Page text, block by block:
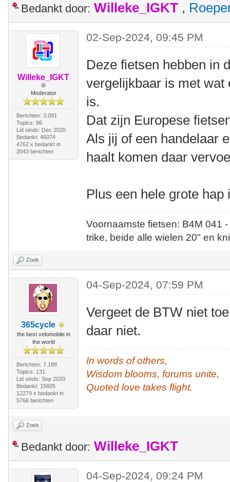
Bedankt door: Willeke_IGKT ,
Willeke_IGKT
Moderator
Berichten: 3.091
Topics: 86
Lid sinds: Dec 2020
Bedankt: 46074
4762 x bedankt in
2043 berichten
02-Sep-2024, 09:45 PM
Deze fietsen hebben in
vergelijkbaar is met wat
is.
Dat zijn Europese
Als jij of een handelaar
haalt komen daar
Plus een hele grote hap
Voornaamste fietsen: B4M
trike, beide alle wielen 20" en
Zoek
365cycle
the best velomobile in
the world
Berichten: 7.188
Topics: 131
Lid sinds: Sep 2020
Bedankt: 15605
12279 x bedankt in
5766 berichten
04-Sep-2024, 07:59 PM
Vergeet de BTW niet
daar niet.
In words of others,
Wisdom blooms, forums unite,
Quoted love takes flight.
Zoek
Bedankt door: Willeke_IGKT
04-Sep-2024, 09:24 PM